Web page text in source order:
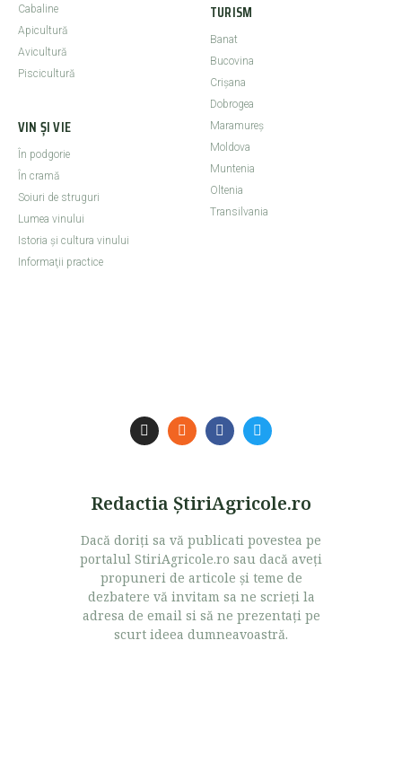
Cabaline
Apicultură
Avicultură
Piscicultură
VIN ȘI VIE
În podgorie
În cramă
Soiuri de struguri
Lumea vinului
Istoria şi cultura vinului
Informaţii practice
TURISM
Banat
Bucovina
Crişana
Dobrogea
Maramureş
Moldova
Muntenia
Oltenia
Transilvania
Redactia ŞtiriAgricole.ro
Dacă doriţi sa vă publicati povestea pe
portalul StiriAgricole.ro sau dacă aveţi
propuneri de articole şi teme de
dezbatere vă invitam sa ne scrieţi la
adresa de email si să ne prezentaţi pe
scurt ideea dumneavoastră.